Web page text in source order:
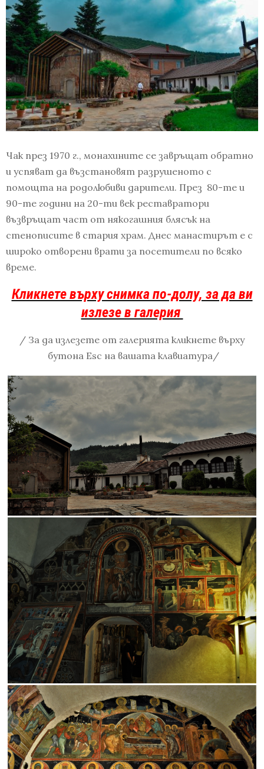
Чак през 1970 г., монахините се завръщат обратно
и успяват да възстановят разрушеното с
помощта на родолюбиви дарители. През 80-те и
90-те години на 20-ти век реставратори
възвръщат част от някогашния блясък на
стенописите в стария храм. Днес манастирът е с
широко отворени врати за посетители по всяко
време.
Кликнете върху снимка по-долу, за да ви
излезе в галерия
/ За да излезете от галерията кликнете върху
бутона Esc на вашата клавиатура/